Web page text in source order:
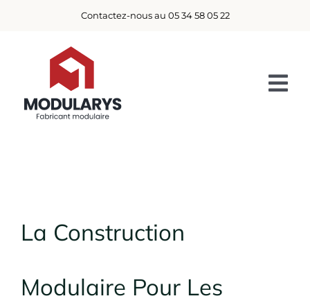
Contactez-nous au 05 34 58 05 22
ACTUALITÉS
DEMANDE DE DEVIS
La Construction
Modulaire Pour Les